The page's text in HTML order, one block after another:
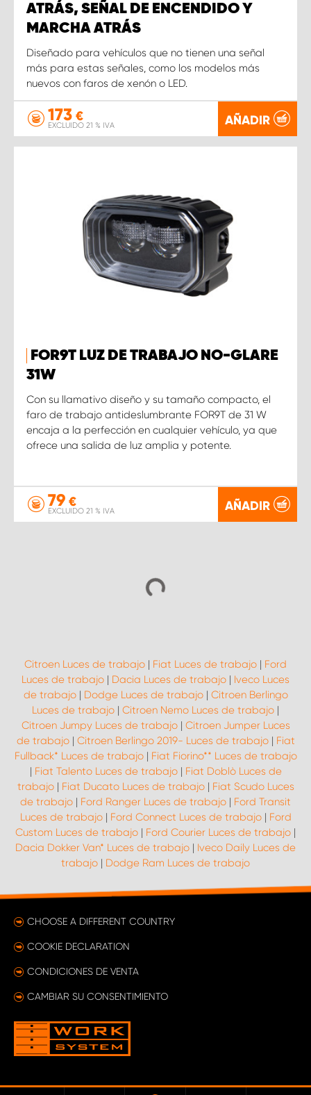
ATRÁS, SEÑAL DE ENCENDIDO Y
MARCHA ATRÁS
Diseñado para vehículos que no tienen una señal
más para estas señales, como los modelos más
nuevos con faros de xenón o LED.
173 €
EXCLUIDO 21 % IVA AÑADIR
FOR9T LUZ DE TRABAJO NO-GLARE
31W
Con su llamativo diseño y su tamaño compacto, el
faro de trabajo antideslumbrante FOR9T de 31 W
encaja a la perfección en cualquier vehículo, ya que
ofrece una salida de luz amplia y potente.
79 €
EXCLUIDO 21 % IVA AÑADIR
Citroen Luces de trabajo | Fiat Luces de trabajo | Ford
Luces de trabajo | Dacia Luces de trabajo | Iveco Luces
de trabajo| Dodge Luces de trabajo| Citroen Berlingo
Luces de trabajo | Citroen Nemo Luces de trabajo |
Citroen Jumpy Luces de trabajo| Citroen Jumper Luces
de trabajo| Citroen Berlingo 2019- Luces de trabajo| Fiat
Fullback* Luces de trabajo| Fiat Fiorino** Luces de trabajo
| Fiat Talento Luces de trabajo| Fiat Doblò Luces de
trabajo| Fiat Ducato Luces de trabajo| Fiat Scudo Luces
de trabajo | Ford Ranger Luces de trabajo | Ford Transit
Luces de trabajo| Ford Connect Luces de trabajo| Ford
Custom Luces de trabajo | Ford Courier Luces de trabajo |
Dacia Dokker Van* Luces de trabajo | Iveco Daily Luces de
trabajo | Dodge Ram Luces de trabajo
CHOOSE A DIFFERENT COUNTRY
COOKIE DECLARATION
CONDICIONES DE VENTA
CAMBIAR SU CONSENTIMIENTO